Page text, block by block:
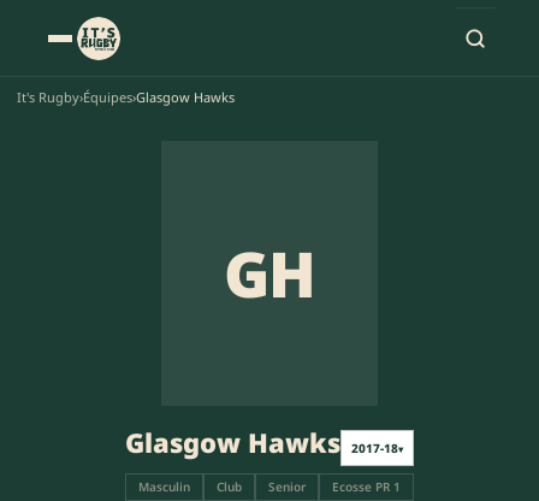
It's Rugby›Équipes›Glasgow Hawks
GH
Glasgow Hawks 2017-18▾
Masculin Club Senior Ecosse PR 1